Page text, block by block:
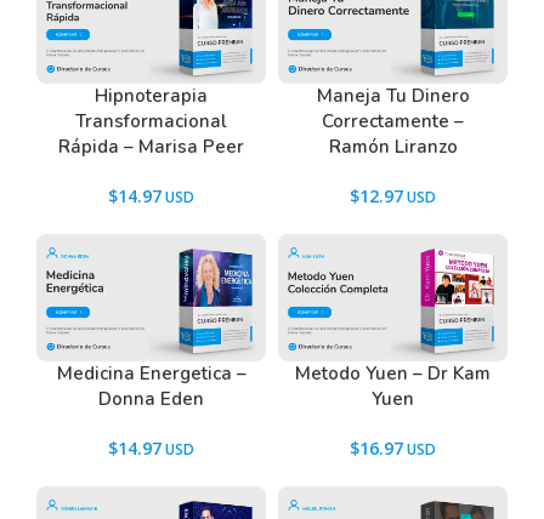
Hipnoterapia
Transformacional
Rápida – Marisa Peer
$14.97
Maneja Tu Dinero
Correctamente –
Ramón Liranzo
$12.97
Medicina Energetica –
Donna Eden
$14.97
Metodo Yuen – Dr Kam
Yuen
$16.97